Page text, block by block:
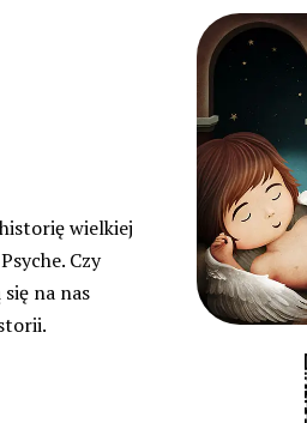
wielkiej
Czy
na nas